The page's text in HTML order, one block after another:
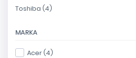
Toshiba (4)
MARKA
Acer (4)